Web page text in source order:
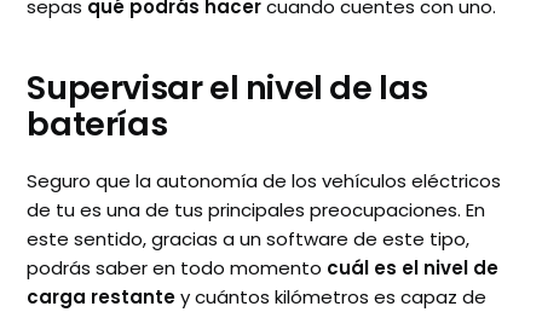
sepas qué podrás hacercuando cuentes con uno.
Supervisar el nivel de las
baterías
Seguro que la autonomía de los vehículos eléctricos
de tu es una de tus principales preocupaciones. En
este sentido, gracias a un software de este tipo,
podrás saber en todo momento cuál es el nivel de
carga restantey cuántos kilómetros es capaz de